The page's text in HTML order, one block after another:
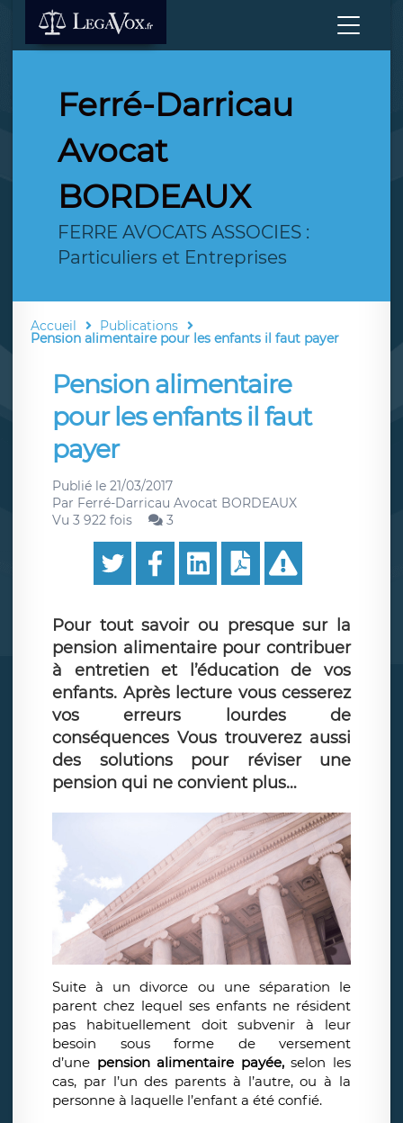
Ferré-Darricau
Avocat
BORDEAUX
FERRE AVOCATS ASSOCIES :
Particuliers et Entreprises
Accueil Publications
Pension alimentaire pour les enfants il faut payer
Pension alimentaire
pour les enfants il faut
payer
Publié le 21/03/2017
Par Ferré-Darricau Avocat BORDEAUX
Vu 3 922 fois
3
Pour tout savoir ou presque sur la
pension alimentaire pour contribuer
à entretien et l’éducation de vos
enfants. Après lecture vous cesserez
vos erreurs lourdes de
conséquences Vous trouverez aussi
des solutions pour réviser une
pension qui ne convient plus…
Suite à un divorce ou une séparation le
parent chez lequel ses enfants ne résident
pas habituellement doit subvenir à leur
besoin sous forme de versement
d’une pension alimentaire payée,selon les
cas, par l’un des parents à l’autre, ou à la
personne à laquelle l’enfant a été confié.